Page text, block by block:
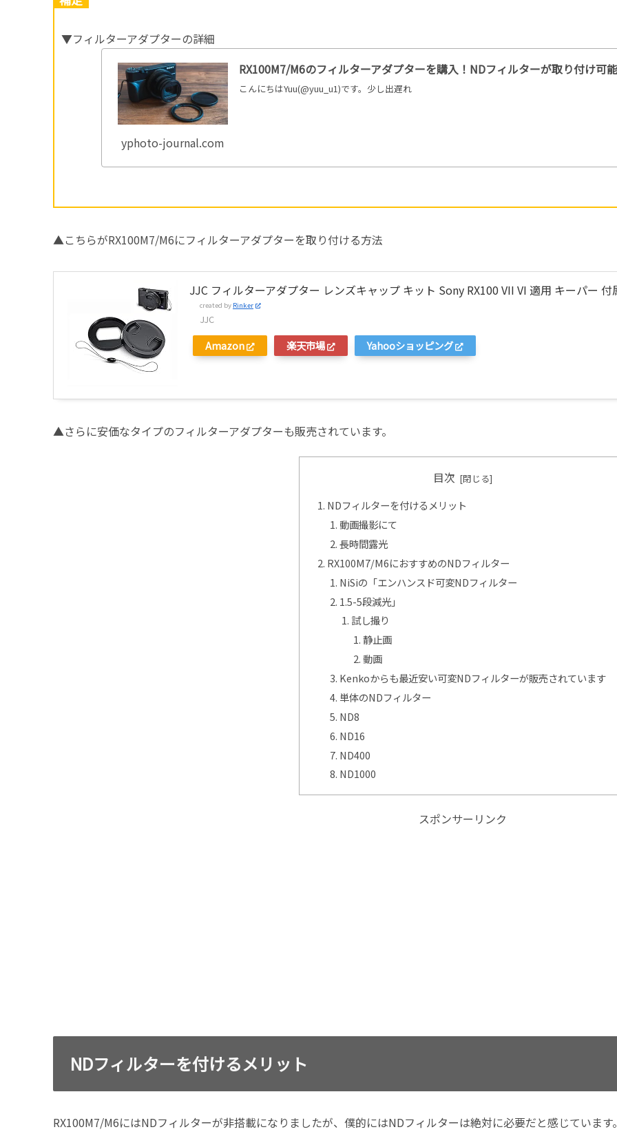
▼フィルターアダプターの詳細
RX100M7/M6のフィルターアダプターを購入！NDフィルターが取り付け可
こんにちはYuu(@yuu_u1)です。少し出遅れ
yphoto-journal.com
▲こちらがRX100M7/M6にフィルターアダプターを取り付ける方法
JJC フィルターアダプター レンズキャップ キット Sony RX100 VII VI 適用 キーパー 付
created by Rinker
JJC
Amazon 楽天市場 Yahooショッピング
▲さらに安価なタイプのフィルターアダプターも販売されています。
目次
NDフィルターを付けるメリット
動画撮影にて
長時間露光
RX100M7/M6におすすめのNDフィルター
NiSiの「エンハンスド可変NDフィルター
1.5-5段減光」
試し撮り
静止画
動画
Kenkoからも最近安い可変NDフィルターが販売されています
単体のNDフィルター
ND8
ND16
ND400
ND1000
スポンサーリンク
NDフィルターを付けるメリット
RX100M7/M6にはNDフィルターが非搭載になりましたが、僕的にはNDフィルターは絶対に必要だと感じています